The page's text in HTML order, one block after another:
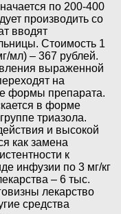
по 200-400
производить со
вводят
Стоимость 1
мл) – 367 рублей.
выраженной
на
формы препарата.
в форме
триазола.
и высокой
как замена
к
инфузии по 3 мг/кг
– 6 тыс.
лекарство
средства